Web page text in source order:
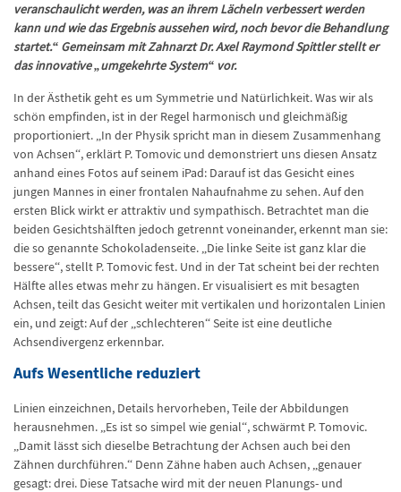
veranschaulicht werden, was an ihrem Lächeln verbessert werden
kann und wie das Ergebnis aussehen wird, noch bevor die Behandlung
startet.“ Gemeinsam mit Zahnarzt Dr. Axel Raymond Spittler stellt er
das innovative „umgekehrte System“ vor.
In der Ästhetik geht es um Symmetrie und Natürlichkeit. Was wir als
schön empfinden, ist in der Regel harmonisch und gleichmäßig
proportioniert. „In der Physik spricht man in diesem Zusammenhang
von Achsen“, erklärt P. Tomovic und demonstriert uns diesen Ansatz
anhand eines Fotos auf seinem iPad: Darauf ist das Gesicht eines
jungen Mannes in einer frontalen Nahaufnahme zu sehen. Auf den
ersten Blick wirkt er attraktiv und sympathisch. Betrachtet man die
beiden Gesichtshälften jedoch getrennt voneinander, erkennt man sie:
die so genannte Schokoladenseite. „Die linke Seite ist ganz klar die
bessere“, stellt P. Tomovic fest. Und in der Tat scheint bei der rechten
Hälfte alles etwas mehr zu hängen. Er visualisiert es mit besagten
Achsen, teilt das Gesicht weiter mit vertikalen und horizontalen Linien
ein, und zeigt: Auf der „schlechteren“ Seite ist eine deutliche
Achsendivergenz erkennbar.
Aufs Wesentliche reduziert
Linien einzeichnen, Details hervorheben, Teile der Abbildungen
herausnehmen. „Es ist so simpel wie genial“, schwärmt P. Tomovic.
„Damit lässt sich dieselbe Betrachtung der Achsen auch bei den
Zähnen durchführen.“ Denn Zähne haben auch Achsen, „genauer
gesagt: drei. Diese Tatsache wird mit der neuen Planungs- und